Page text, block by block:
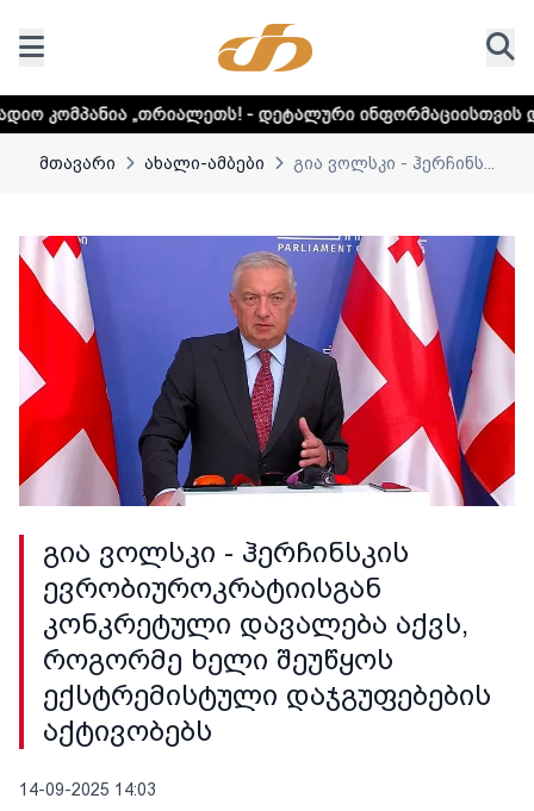
- დეტალური ინფორმაციისთვის დააკლიკეთ
მთავარი ახალი-ამბები გია ვოლსკი - ჰერჩინს...
გია ვოლსკი - ჰერჩინსკის
ევრობიუროკრატიისგან
კონკრეტული დავალება აქვს,
როგორმე ხელი შეუწყოს
ექსტრემისტული დაჯგუფებების
აქტივობებს
14-09-2025 14:03